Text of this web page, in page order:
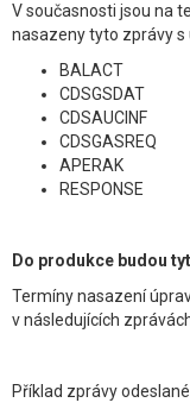
V současnosti jsou na
nasazeny tyto zprávy
BALACT
CDSGSDAT
CDSAUCINF
CDSGASREQ
APERAK
RESPONSE
Do produkce budou
Termíny nasazení
v následujících
Příklad zprávy